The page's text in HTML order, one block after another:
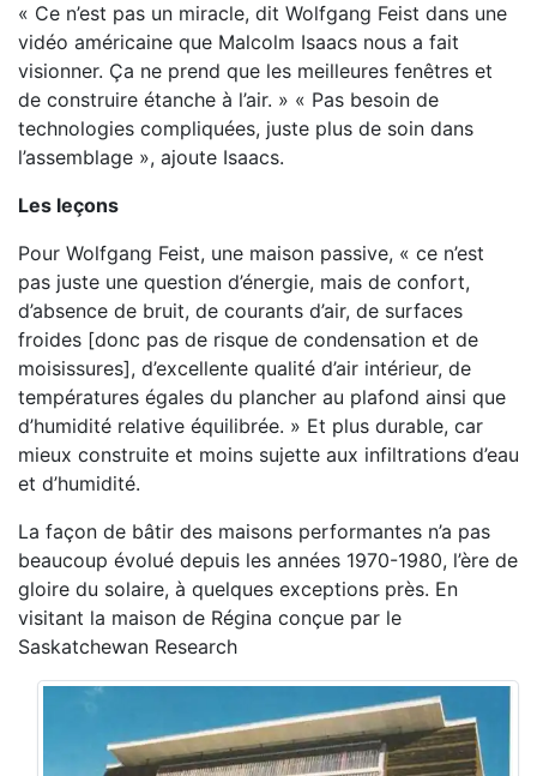
« Ce n’est pas un miracle, dit Wolfgang Feist dans une
vidéo américaine que Malcolm Isaacs nous a fait
visionner. Ça ne prend que les meilleures fenêtres et
de construire étanche à l’air. » « Pas besoin de
technologies compliquées, juste plus de soin dans
l’assemblage », ajoute Isaacs.
Les leçons
Pour Wolfgang Feist, une maison passive, « ce n’est
pas juste une question d’énergie, mais de confort,
d’absence de bruit, de courants d’air, de surfaces
froides [donc pas de risque de condensation et de
moisissures], d’excellente qualité d’air intérieur, de
températures égales du plancher au plafond ainsi que
d’humidité relative équilibrée. » Et plus durable, car
mieux construite et moins sujette aux infiltrations d’eau
et d’humidité.
La façon de bâtir des maisons performantes n’a pas
beaucoup évolué depuis les années 1970-1980, l’ère de
gloire du solaire, à quelques exceptions près. En
visitant la maison de Régina conçue par le
Saskatchewan Research